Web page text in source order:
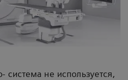
система не используется,